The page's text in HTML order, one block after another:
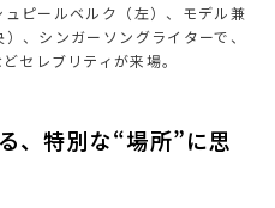
ピールベルク（左）、モデル兼
、シンガーソングライターで、
セレブリティが来場。
、特別な“場所”に思